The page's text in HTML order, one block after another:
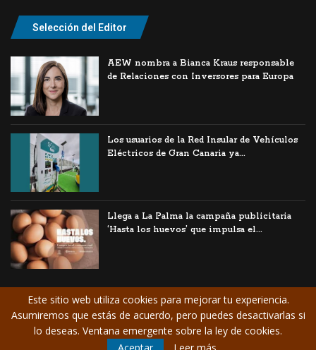
Selección del Editor
AEW nombra a Bianca Kraus responsable
de Relaciones con Inversores para Europa
Los usuarios de la Red Insular de Vehículos
Eléctricos de Gran Canaria ya...
Llega a La Palma la campaña publicitaria
‘Hasta los huevos’ que impulsa el...
Aviso Legal /
Contrate publicidad
© Copyright CANARIAS
EMPRESARIAL. Todos los
Este sitio web utiliza cookies para mejorar tu experiencia.
Asumiremos que estás de acuerdo, pero puedes desactivarlas si
lo deseas. Ventana emergente sobre la ley de cookies.